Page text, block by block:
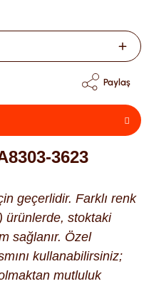
Paylaş
3623
geçerlidir. Farklı renk
ürünlerde, stoktaki
sağlanır. Özel
kullanabilirsiniz;
mutluluk